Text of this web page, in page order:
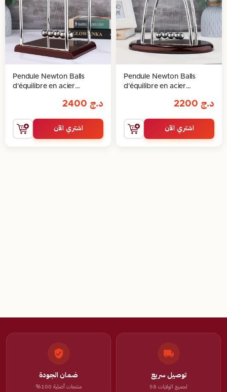
Pendule Newton Balls
d'équilibre en acier
د.ج
اشتري الآن
Pendule Newton Balls
d'équilibre en acier
د.ج
اشتري الآن
توصيل سريع
لجميع الولايات 58
ضمان الجودة
منتجات أصلية 100%